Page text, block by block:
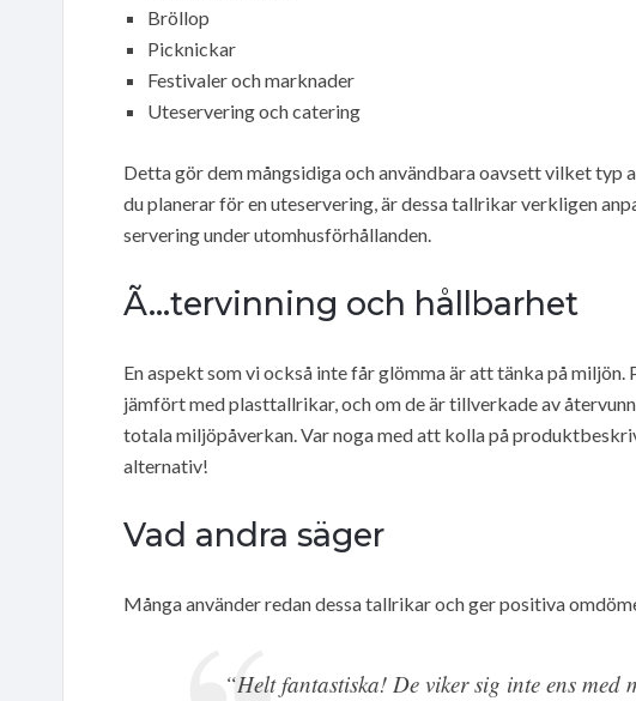
Bröllop
Picknickar
Festivaler och marknader
Uteservering och catering
Detta gör dem mångsidiga och användbara oavsett vilket typ
du planerar för en uteservering, är dessa tallrikar verkligen
servering under utomhusförhållanden.
Ã…tervinning och hållbarhet
En aspekt som vi också inte får glömma är att tänka på
jämfört med plasttallrikar, och om de är tillverkade av
totala miljöpåverkan. Var noga med att kolla på
alternativ!
Vad andra säger
Många använder redan dessa tallrikar och ger positiva
“Helt fantastiska! De viker sig inte ens med